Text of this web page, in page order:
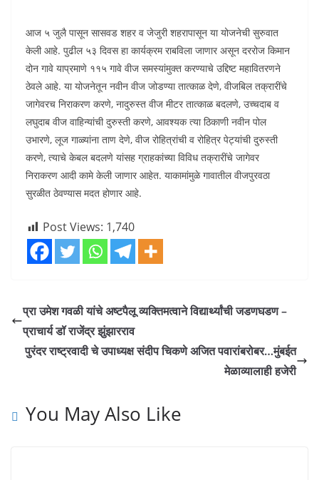
आज ५ जुलै पासून सासवड शहर व जेजुरी शहरापासून या योजनेची सुरुवात
केली आहे. पुढील ५३ दिवस हा कार्यक्रम राबविला जाणार असून दररोज किमान
दोन गावे याप्रमाणे ११५ गावे वीज समस्यांमुक्त करण्याचे उद्दिष्ट महावितरणने
ठेवले आहे. या योजनेतून नवीन वीज जोडण्या तात्काळ देणे, वीजबिल तक्रारींचे
जागेवरच निराकरण करणे, नादुरुस्त वीज मीटर तात्काळ बदलणे, उच्चदाब व
लघुदाब वीज वाहिन्यांची दुरुस्ती करणे, आवश्यक त्या ठिकाणी नवीन पोल
उभारणे, लूज गाळ्यांना ताण देणे, वीज रोहित्रांची व रोहित्र पेट्यांची दुरुस्ती
करणे, त्याचे केबल बदलणे यांसह ग्राहकांच्या विविध तक्रारींचे जागेवर
निराकरण आदी कामे केली जाणार आहेत. याकामांमुळे गावातील वीजपुरवठा
सुरळीत ठेवण्यास मदत होणार आहे.
Post Views: 1,740
प्रा उमेश गवळी यांचे अष्टपैलू व्यक्तिमत्वाने विद्यार्थ्यांची जडणघडण –
प्राचार्य डॉ राजेंद्र झुंझारराव
पुरंदर राष्ट्रवादी चे उपाध्यक्ष संदीप चिकणे अजित पवारांबरोबर…मुंबईत
मेळाव्यालाही हजेरी
You May Also Like